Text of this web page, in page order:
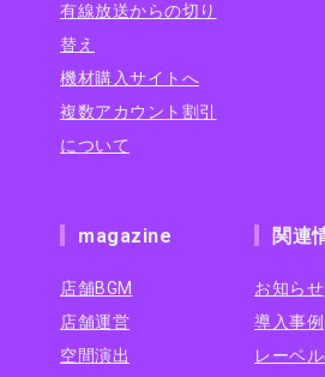
有線放送からの切り
替え
機材購入サイトへ
複数アカウント割引
について
magazine
店舗BGM
店舗運営
空間演出
関連
お知らせ
導入事例
レーベ